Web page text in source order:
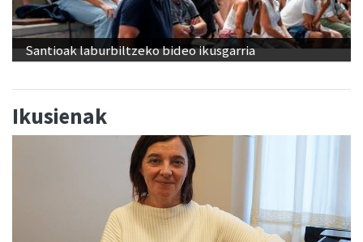
Santioak laburbiltzeko bideo ikusgarria
Ikusienak